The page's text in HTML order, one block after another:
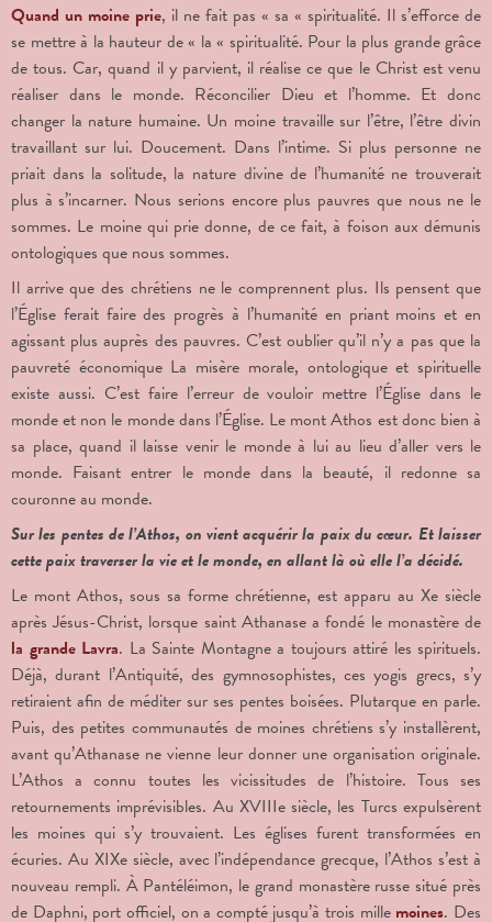
Quand un moine prie, il ne fait pas « sa « spiritualité. Il s’efforce de
se mettre à la hauteur de « la « spiritualité. Pour la plus grande grâce
de tous. Car, quand il y parvient, il réalise ce que le Christ est venu
réaliser dans le monde. Réconcilier Dieu et l’homme. Et donc
changer la nature humaine. Un moine travaille sur l’être, l’être divin
travaillant sur lui. Doucement. Dans l’intime. Si plus personne ne
priait dans la solitude, la nature divine de l’humanité ne trouverait
plus à s’incarner. Nous serions encore plus pauvres que nous ne le
sommes. Le moine qui prie donne, de ce fait, à foison aux démunis
ontologiques que nous sommes.
Il arrive que des chrétiens ne le comprennent plus. Ils pensent que
l’Église ferait faire des progrès à l’humanité en priant moins et en
agissant plus auprès des pauvres. C’est oublier qu’il n’y a pas que la
pauvreté économique La misère morale, ontologique et spirituelle
existe aussi. C’est faire l’erreur de vouloir mettre l’Église dans le
monde et non le monde dans l’Église. Le mont Athos est donc bien à
sa place, quand il laisse venir le monde à lui au lieu d’aller vers le
monde. Faisant entrer le monde dans la beauté, il redonne sa
couronne au monde.
Sur les pentes de l’Athos, on vient acquérir la paix du cœur. Et laisser
cette paix traverser la vie et le monde, en allant là où elle l’a décidé.
Le mont Athos, sous sa forme chrétienne, est apparu au Xe siècle
après Jésus-Christ, lorsque saint Athanase a fondé le monastère de
la grande Lavra. La Sainte Montagne a toujours attiré les spirituels.
Déjà, durant l’Antiquité, des gymnosophistes, ces yogis grecs, s’y
retiraient afin de méditer sur ses pentes boisées. Plutarque en parle.
Puis, des petites communautés de moines chrétiens s’y installèrent,
avant qu’Athanase ne vienne leur donner une organisation originale.
L’Athos a connu toutes les vicissitudes de l’histoire. Tous ses
retournements imprévisibles. Au XVIIIesiècle, les Turcs expulsèrent
les moines qui s’y trouvaient. Les églises furent transformées en
écuries. Au XIXesiècle, avec l’indépendance grecque, l’Athos s’est à
nouveau rempli. À Pantéléimon, le grand monastère russe situé près
de Daphni, port officiel, on a compté jusqu’à trois mille moines. Des